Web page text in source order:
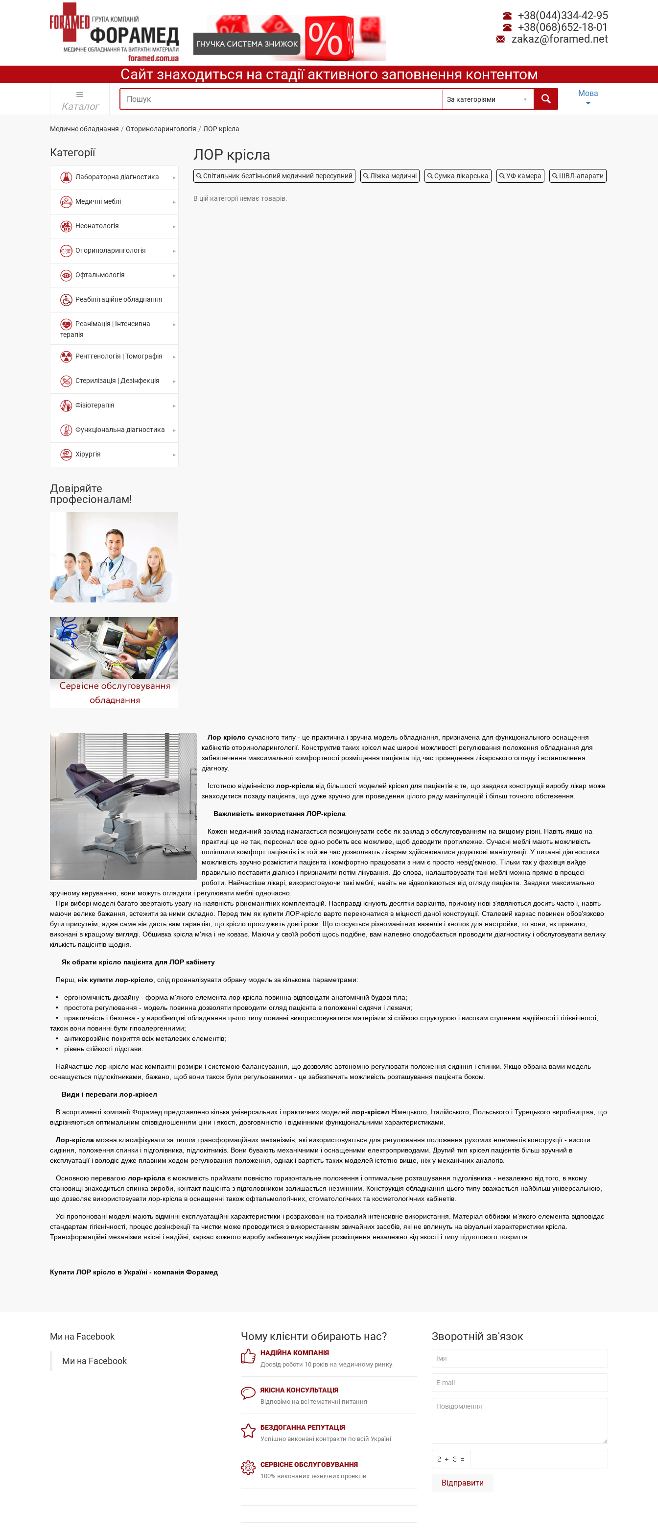
+38(044)334-42-95
+38(068)652-18-01
zakaz@foramed.net
Сайт знаходиться на стадії активного заповнення контентом
Каталог
Мова
Медичне обладнання Оториноларингологія ЛОР крісла
Категорії
Лабораторна діагностика
Медичні меблі
Неонатологія
Оториноларингологія
Офтальмологія
Реабілітаційне обладнання
Реанімація | Інтенсивна
терапія
Рентгенологія | Томографія
Стерилізація | Дезінфекція
Фізіотерапія
Функціональна діагностика
Хірургія
Довіряйте
професіоналам!
ЛОР крісла
Світильник безтіньовий медичний пересувний Ліжка медичні Сумка лікарська УФ камера ШВЛ-апарати
В цій категорії немає товарів.
Лор крісло сучасного типу - це практична і зручна модель обладнання, призначена для функціонального оснащення
кабінетів оториноларингології. Конструктив таких крісел має широкі можливості регулювання положення обладнання для
забезпечення максимальної комфортності розміщення пацієнта під час проведення лікарського огляду і встановлення
діагнозу.
Істотною відмінністю лор-крісла від більшості моделей крісел для пацієнтів є те, що завдяки конструкції виробу лікар може
знаходитися позаду пацієнта, що дуже зручно для проведення цілого ряду маніпуляцій і більш точного обстеження.
Важливість використання ЛОР-крісла
Кожен медичний заклад намагається позиціонувати себе як заклад з обслуговуванням на вищому рівні. Навіть якщо на
практиці це не так, персонал все одно робить все можливе, щоб доводити протилежне. Сучасні меблі мають можливість
поліпшити комфорт пацієнтів і в той же час дозволяють лікарям здійснюватися додаткові маніпуляції. У питанні діагностики
можливість зручно розмістити пацієнта і комфортно працювати з ним є просто невід'ємною. Тільки так у фахівця вийде
правильно поставити діагноз і призначити потім лікування. До слова, налаштовувати такі меблі можна прямо в процесі
роботи. Найчастіше лікарі, використовуючи такі меблі, навіть не відволікаються від огляду пацієнта. Завдяки максимально
зручному керуванню, вони можуть оглядати і регулювати меблі одночасно.
При виборі моделі багато звертають увагу на наявність різноманітних комплектацій. Насправді існують десятки варіантів, причому нові з'являються досить часто і, навіть
маючи велике бажання, встежити за ними складно. Перед тим як купити ЛОР-крісло варто переконатися в міцності даної конструкції. Сталевий каркас повинен обов'язково
бути присутнім, адже саме він дасть вам гарантію, що крісло прослужить довгі роки. Що стосується різноманітних важелів і кнопок для настройки, то вони, як правило,
виконані в кращому вигляді. Обшивка крісла м'яка і не ковзає. Маючи у своїй роботі щось подібне, вам напевно сподобається проводити діагностику і обслуговувати велику
кількість пацієнтів щодня.
Як обрати крісло пацієнта для ЛОР кабінету
Перш, ніж купити лор-крісло , слід проаналізувати обрану модель за кількома параметрами:
• ергономічність дизайну - форма м'якого елемента лор-крісла повинна відповідати анатомічній будові тіла;
• простота регулювання - модель повинна дозволяти проводити огляд пацієнта в положенні сидячи і лежачи;
• практичність і безпека - у виробництві обладнання цього типу повинні використовуватися матеріали зі стійкою структурою і високим ступенем надійності і гігієнічності,
також вони повинні бути гіпоалергенними;
• антикорозійне покриття всіх металевих елементів;
• рівень стійкості підстави.
Найчастіше лор-крісло має компактні розміри і системою балансування, що дозволяє автономно регулювати положення сидіння і спинки. Якщо обрана вами модель
оснащується підлокітниками, бажано, щоб вони також були регульованими - це забезпечить можливість розташування пацієнта боком.
Види і переваги лор-крісел
В асортименті компанії Форамед представлено кілька універсальних і практичних моделей лор-крісел Німецького, Італійського, Польського і Турецького виробництва, що
відрізняються оптимальним співвідношенням ціни і якості, довговічністю і відмінними функціональними характеристиками.
Лор-крісла можна класифікувати за типом трансформаційних механізмів, які використовуються для регулювання положення рухомих елементів конструкції - висоти
сидіння, положення спинки і підголівника, підлокітників. Вони бувають механічними і оснащеними електроприводами. Другий тип крісел пацієнтів більш зручний в
експлуатації і володіє дуже плавним ходом регулювання положення, однак і вартість таких моделей істотно вище, ніж у механічних аналогів.
Основною перевагою лор-крісла є можливість приймати повністю горизонтальне положення і оптимальне розташування підголівника - незалежно від того, в якому
становищі знаходиться спинка вироби, контакт пацієнта з підголовником залишається незмінним. Конструкція обладнання цього типу вважається найбільш універсальною,
що дозволяє використовувати лор-крісла в оснащенні також офтальмологічних, стоматологічних та косметологічних кабінетів.
Усі пропоновані моделі мають відмінні експлуатаційні характеристики і розраховані на тривалий інтенсивне використання. Матеріал оббивки м'якого елемента відповідає
стандартам гігієнічності, процес дезінфекції та чистки може проводитися з використанням звичайних засобів, які не вплинуть на візуальні характеристики крісла.
Трансформаційні механізми якісні і надійні, каркас кожного виробу забезпечує надійне розміщення незалежно від якості і типу підлогового покриття.
Купити ЛОР крісло в Україні - компанія Форамед
Ми на Facebook
Ми на Facebook
Чому клієнти обирають нас?
НАДІЙНА КОМПАНІЯ
Досвід роботи 10 років на медичному ринку.
ЯКІСНА КОНСУЛЬТАЦІЯ
Відповімо на всі тематичні питання
БЕЗДОГАННА РЕПУТАЦІЯ
Успішно виконані контракти по всій Україні
СЕРВІСНЕ ОБСЛУГОВУВАННЯ
100% виконаних технічних проектів
Зворотній зв'язок
Відправити